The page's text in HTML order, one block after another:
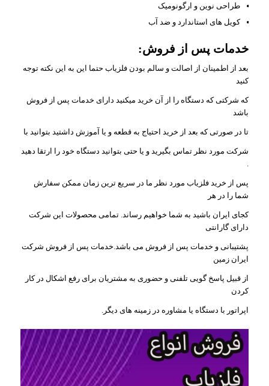
طراحی نوین و ارگونومیک
کویل های استاندارد و ضد آب
خدمات پس از فروش:
بعد از اطمینان از اصالت و سالم بودن فلزیاب حتما این به این نکته توجه
کنید
که شرکتی که دستگاه را از آن خرید میکنید دارای خدمات پس از فروش
باشد
تا در صورتی که بعد از خرید احتیاج به قطعه و یا آموزش داشتید بتوانید با
شرکت مورد نظر تماس بگیرید و یا حتی بتوانید دستگاه خود را ارتقا دهید
.
پس از خرید فلزیاب مورد نظر ما در سریع ترین زمان ممکن سفارش
شما را در هر
کجای ایران باشید به شما خواهیم رساند. تمامی محصولات این شرکت
دارای گارانتی
پشتیبانی و خدمات پس از فروش می باشد.خدمات پس از فروش شرکت
ایران زمین
از قبیل پاسخ گویی تلفنی و حضوری به مشتریان برای رفع اشکال در کار
کردن
اپراتور با دستگاه یا مشاوره در زمینه های دیگر.